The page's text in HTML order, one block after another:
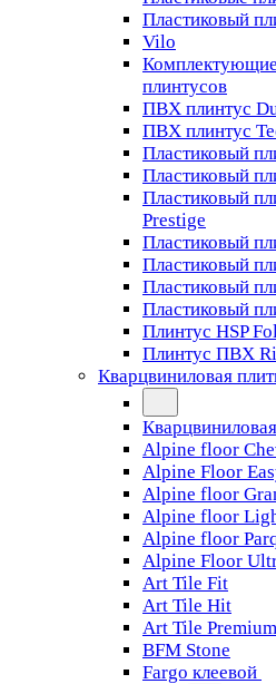
Пластиковый
Vilo
плинтусов
ПВХ плинтус
ПВХ плинтус
Пластиковый
Пластиковый
Пластиковый
Prestige
Пластиковый
Пластиковый
Пластиковый
Пластиковый
Плинтус HSP
Плинтус ПВХ
Кварцвиниловая
Alpine floor
Alpine Floor
Alpine floor
Alpine floor
Alpine floor
Alpine Floor
Art Tile Fit
Art Tile Hit
Art Tile Premium
BFM Stone
Fargo клеевой